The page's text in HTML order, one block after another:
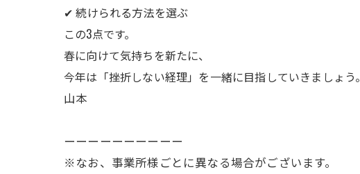
✔ 続けられる方法を選ぶ
この3点です。
春に向けて気持ちを新たに、
今年は「挫折しない経理」を一緒に目指していきましょう。
山本
ーーーーーーーーーー
※なお、事業所様ごとに異なる場合がございます。